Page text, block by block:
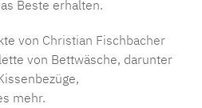
Beste erhalten.
von Christian Fischbacher
von Bettwäsche, darunter
mehr.